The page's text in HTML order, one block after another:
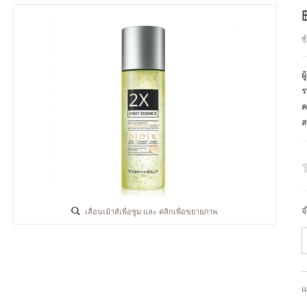
เลื่อนเม้าส์เพื่อซูม และ คลิกเพื่อขยายภาพ